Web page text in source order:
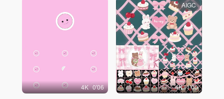
4K 0'06
AIGC
4K 1'00